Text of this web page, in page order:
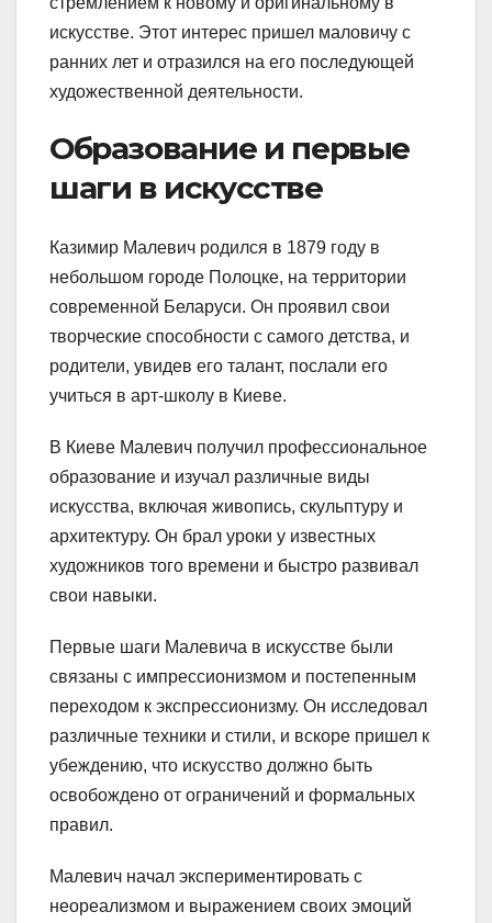
искусстве. Этот интерес пришел маловичу с
ранних лет и отразился на его последующей
художественной деятельности.
Образование и первые
шаги в искусстве
Казимир Малевич родился в 1879 году в
небольшом городе Полоцке, на территории
современной Беларуси. Он проявил свои
творческие способности с самого детства, и
родители, увидев его талант, послали его
учиться в арт-школу в Киеве.
В Киеве Малевич получил профессиональное
образование и изучал различные виды
искусства, включая живопись, скульптуру и
архитектуру. Он брал уроки у известных
художников того времени и быстро развивал
свои навыки.
Первые шаги Малевича в искусстве были
связаны с импрессионизмом и постепенным
переходом к экспрессионизму. Он исследовал
различные техники и стили, и вскоре пришел к
убеждению, что искусство должно быть
освобождено от ограничений и формальных
правил.
Малевич начал экспериментировать с
неореализмом и выражением своих эмоций